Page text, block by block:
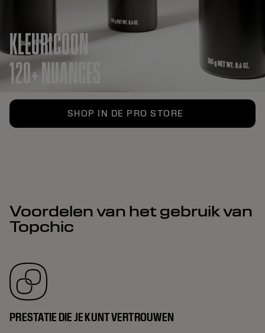
KLEURICOON
120+ NUANCES
SHOP IN DE PRO STORE
Voordelen van het gebruik van
Topchic
PRESTATIE DIE JE KUNT VERTROUWEN